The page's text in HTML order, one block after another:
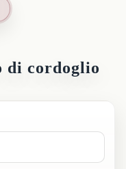
di cordoglio